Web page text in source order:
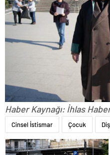
Haber Kaynağı: İhlas
Cinsel İstismar Çocuk